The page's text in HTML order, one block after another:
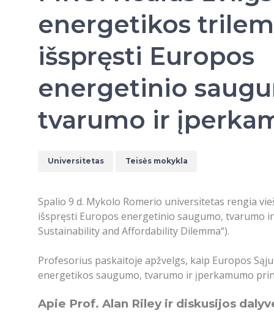
energetikos
išspręsti Europos
energetinio
tvarumo ir
Universitetas Teisės mokykla
Spalio 9 d. Mykolo Romerio universitetas rengia
išspręsti Europos energetinio saugumo, tvarumo
Sustainability and Affordability Dilemma“).
Profesorius paskaitoje apžvelgs, kaip Europos
energetikos saugumo, tvarumo ir įperkamumo
Apie Prof. Alan Riley ir diskusijos